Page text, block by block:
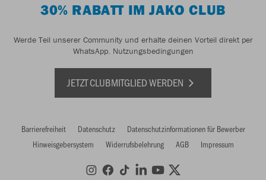
30% RABATT IM JAKO CLUB
Werde Teil unserer Community und erhalte deinen Vorteil direkt per
WhatsApp. Nutzungsbedingungen
JETZT CLUBMITGLIED WERDEN
Barrierefreiheit Datenschutz
Datenschutzinformationen für Bewerber
Hinweisgebersystem
Widerrufsbelehrung AGB Impressum